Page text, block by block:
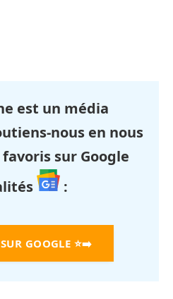
est un média
nous en nous
sur Google
:
GOOGLE ⭐➡️